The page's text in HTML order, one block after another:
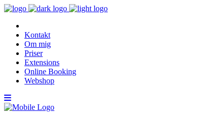
Kontakt
Om mig
Priser
Extensions
Online Booking
Webshop